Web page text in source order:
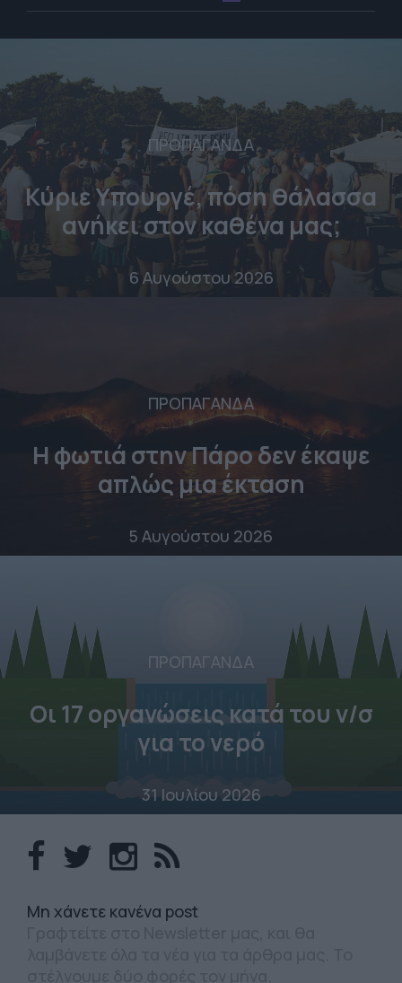
ΠΡΟΠΑΓΑΝΔΑ
Κύριε Υπουργέ, πόση θάλασσα
ανήκει στον καθένα μας;
6 Αυγούστου 2026
ΠΡΟΠΑΓΑΝΔΑ
Η φωτιά στην Πάρο δεν έκαψε
απλώς μια έκταση
5 Αυγούστου 2026
ΠΡΟΠΑΓΑΝΔΑ
Οι 17 οργανώσεις κατά του ν/σ
για το νερό
31 Ιουλίου 2026
Mη χάνετε κανένα post